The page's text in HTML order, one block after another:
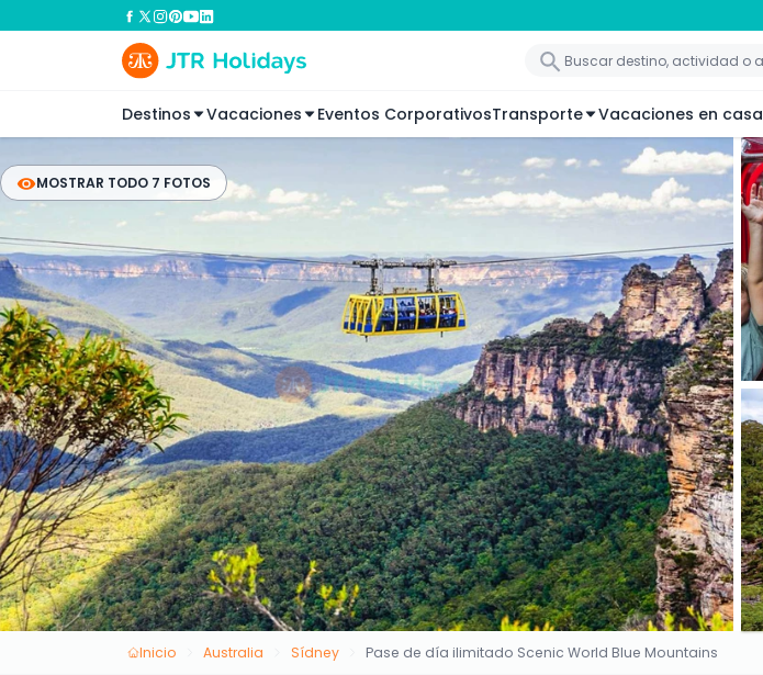
Destinos Vacaciones Eventos CorporativosTransporte Vacaciones en casa
MOSTRAR TODO 7 FOTOS
Inicio Australia Sídney Pase de día ilimitado Scenic World Blue Mountains